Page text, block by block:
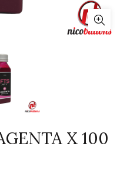
X 100